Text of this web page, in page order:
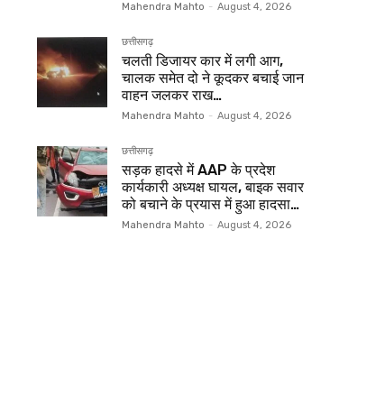
Mahendra Mahto - August 4, 2026
छत्तीसगढ़
चलती डिजायर कार में लगी आग,
चालक समेत दो ने कूदकर बचाई जान
वाहन जलकर राख…
Mahendra Mahto - August 4, 2026
छत्तीसगढ़
सड़क हादसे में AAP के प्रदेश
कार्यकारी अध्यक्ष घायल, बाइक सवार
को बचाने के प्रयास में हुआ हादसा…
Mahendra Mahto - August 4, 2026